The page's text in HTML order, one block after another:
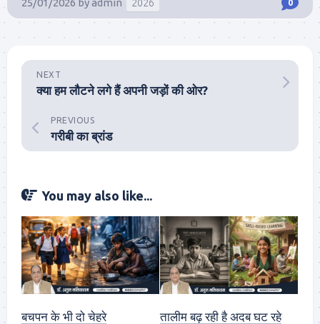
25/01/2026 byadmin 2026 0
NEXT
क्या हम लौटने लगे हैं अपनी जड़ों की ओर?
PREVIOUS
गरीबी का ब्रांड
You may also like...
बचपन के भी दो चेहरे
तालीम बढ़ रही है अदब घट रहे